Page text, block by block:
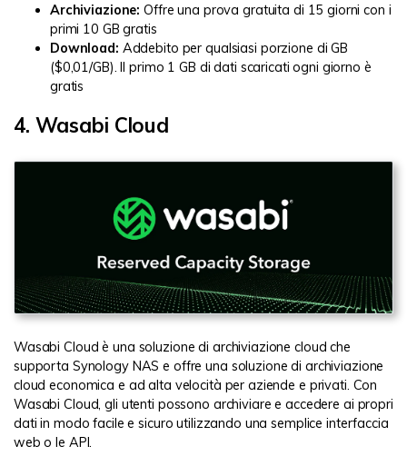
Archiviazione: Offre una prova gratuita di 15 giorni con i
primi 10 GB gratis
Download: Addebito per qualsiasi porzione di GB
($0,01/GB). Il primo 1 GB di dati scaricati ogni giorno è
gratis
4. Wasabi Cloud
Wasabi Cloud è una soluzione di archiviazione cloud che
supporta Synology NAS e offre una soluzione di archiviazione
cloud economica e ad alta velocità per aziende e privati. Con
Wasabi Cloud, gli utenti possono archiviare e accedere ai propri
dati in modo facile e sicuro utilizzando una semplice interfaccia
web o le API.